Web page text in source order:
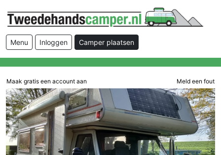
Menu Inloggen Camper plaatsen
Maak gratis een account aan Meld een fout